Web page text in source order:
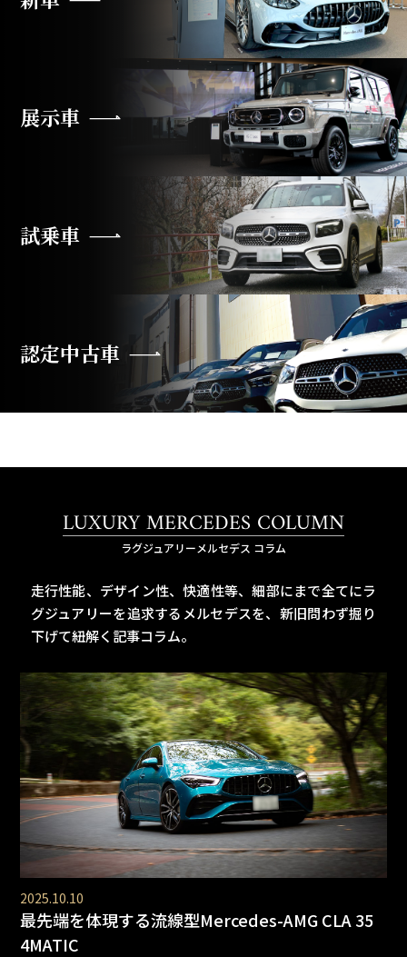
展示車
試乗車
認定中古車
LUXURY MERCEDES COLUMN
ラグジュアリーメルセデス コラム
走行性能、デザイン性、快適性等、細部にまで全てにラ
グジュアリーを追求するメルセデスを、 新旧問わず掘り
下げて紐解く記事コラム。
2025.10.10
最先端を体現する流線型Mercedes-AMG CLA 35
4MATIC